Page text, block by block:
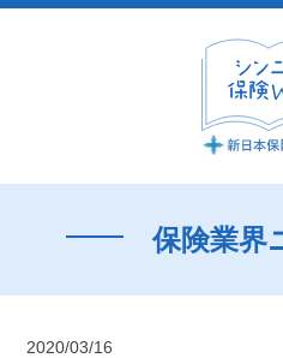
保険業界
2020/03/16